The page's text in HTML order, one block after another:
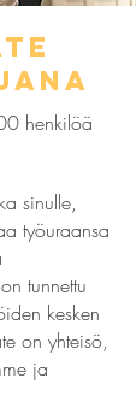
henkilöä
sinulle,
työuraansa
tunnettu
kesken
on yhteisö,
ja